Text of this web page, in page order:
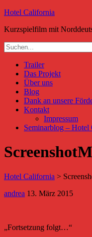
Hotel California
Kurzspielfilm mit
Trailer
Das Projekt
Über uns
Blog
Dank an unsere
Kontakt
Impressum
Seminarblog –
Hotel California >
andrea 13. März 2015
„Fortsetzung folgt…“